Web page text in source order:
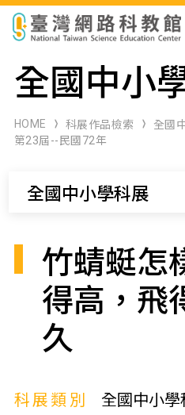
科展作品檢索
科學研習月刊
全國中小
HOME 科展作品檢索
全國
第23屆--民國72年
全國中小學科展
竹蜻蜓怎
得高，飛
久
科展類別
全國中小學